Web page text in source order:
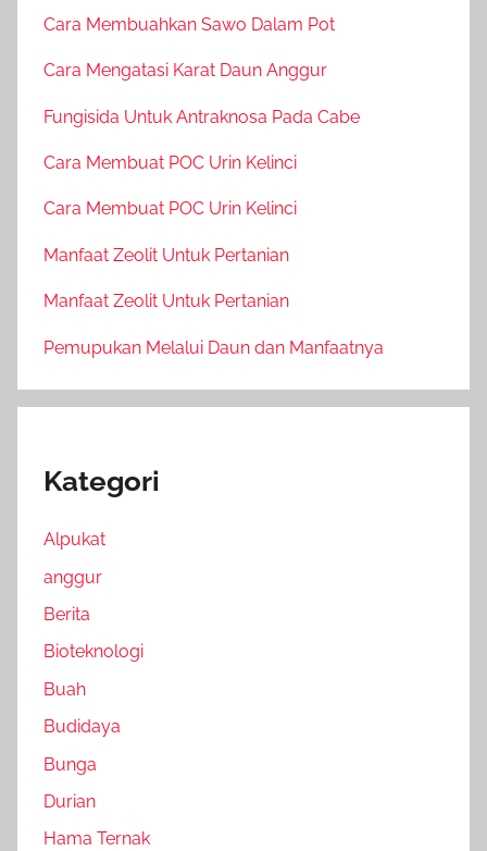
Cara Membuahkan Sawo Dalam Pot
Cara Mengatasi Karat Daun Anggur
Fungisida Untuk Antraknosa Pada Cabe
Cara Membuat POC Urin Kelinci
Cara Membuat POC Urin Kelinci
Manfaat Zeolit Untuk Pertanian
Manfaat Zeolit Untuk Pertanian
Pemupukan Melalui Daun dan Manfaatnya
Kategori
Alpukat
anggur
Berita
Bioteknologi
Buah
Budidaya
Bunga
Durian
Hama Ternak